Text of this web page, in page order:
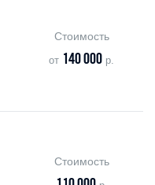
Стоимость
от 140 000 р.
Стоимость